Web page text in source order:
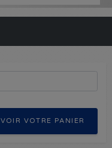
VOIR VOTRE PANIER